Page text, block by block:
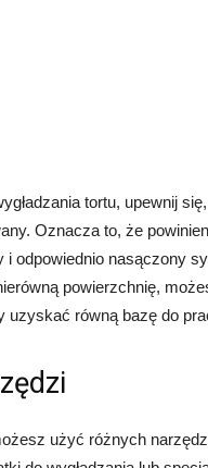
tortu, upewnij
Oznacza to, że
i odpowiednio nasączony
powierzchnię,
uzyskać równą bazę do
użyć różnych